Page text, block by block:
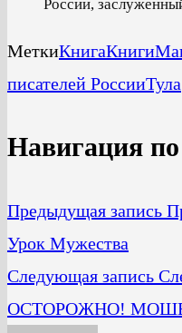
России,
МеткиКнигаКниги
писателей РоссииТула
Навигация
Предыдущая запись
Урок Мужества
Следующая запись
ОСТОРОЖНО!